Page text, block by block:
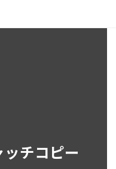
チコピー